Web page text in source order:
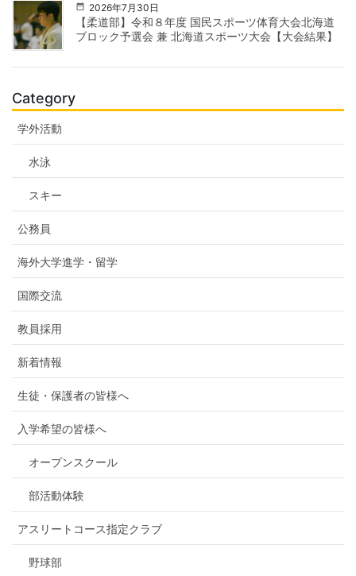
2026年7月30日
【柔道部】令和８年度 国民スポーツ体育大会北海道
ブロック予選会 兼 北海道スポーツ大会【大会結果】
Category
学外活動
水泳
スキー
公務員
海外大学進学・留学
国際交流
教員採用
新着情報
生徒・保護者の皆様へ
入学希望の皆様へ
オープンスクール
部活動体験
アスリートコース指定クラブ
野球部